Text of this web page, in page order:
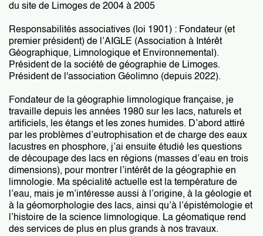
du site de Limoges de 2004 à 2005
Responsabilités associatives (loi 1901) : Fondateur (et
premier président) de l’AIGLE (Association à Intérêt
Géographique, Limnologique et Environnemental).
Président de la société de géographie de Limoges.
Président de l'association Géolimno (depuis 2022).
Fondateur de la géographie limnologique française, je
travaille depuis les années 1980 sur les lacs, naturels et
artificiels, les étangs et les zones humides. D’abord attiré
par les problèmes d’eutrophisation et de charge des eaux
lacustres en phosphore, j’ai ensuite étudié les questions
de découpage des lacs en régions (masses d’eau en trois
dimensions), pour montrer l’intérêt de la géographie en
limnologie. Ma spécialité actuelle est la température de
l’eau, mais je m’intéresse aussi à l’origine, à la géologie et
à la géomorphologie des lacs, ainsi qu’à l’épistémologie et
l’histoire de la science limnologique. La géomatique rend
des services de plus en plus grands à nos travaux.